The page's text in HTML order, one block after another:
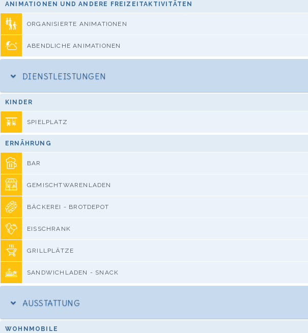
ANIMATIONEN UND ANDERE FREIZEITAKTIVITÄTEN
ORGANISIERTE ANIMATIONEN
ABENDLICHE ANIMATIONEN
DIENSTLEISTUNGEN
KINDER
SPIELPLATZ
ERNÄHRUNG
BAR
GEMISCHTWARENLADEN
BÄCKEREI - BROTDEPOT
EISSCHRANK
GRILLPLÄTZE
SANDWICHLADEN - SNACK
AUSSTATTUNG
WOHNMOBILE